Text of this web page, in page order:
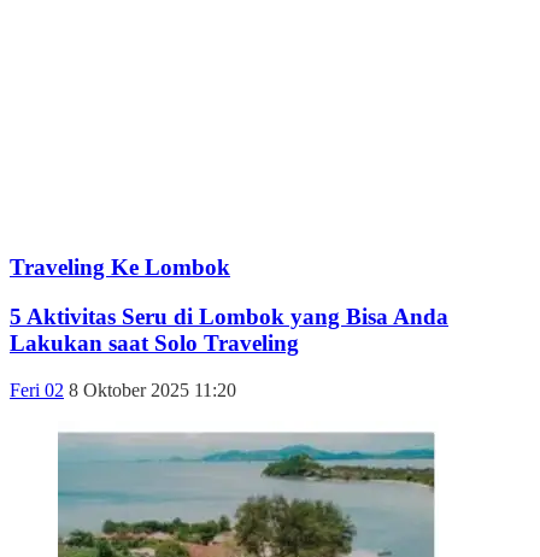
Traveling Ke Lombok
5 Aktivitas Seru di Lombok yang Bisa Anda
Lakukan saat Solo Traveling
Feri 02 8 Oktober 2025 11:20